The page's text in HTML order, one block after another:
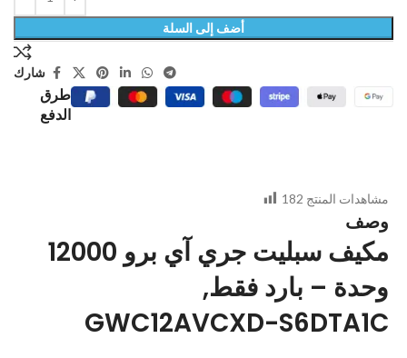
أضف إلى السلة
شارك
طرق
الدفع
مشاهدات المنتج 182
وصف
مكيف سبليت جري آي برو 12000
وحدة – بارد فقط,
GWC12AVCXD-S6DTA1C